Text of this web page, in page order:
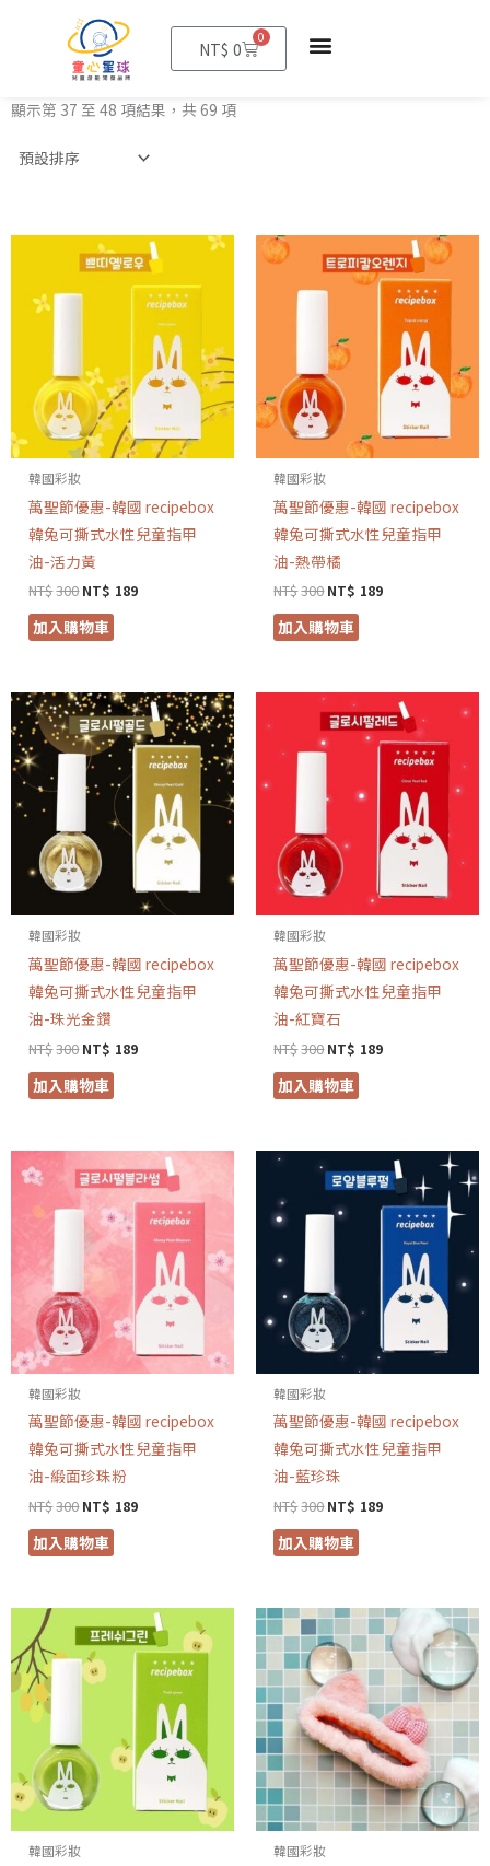
NT$ 0
0
購
物
顯示第 37 至 48 項結果，共 69 項
韓國彩妝
萬聖節優惠-韓國 recipebox
韓兔可撕式水性兒童指甲
油-活力黃
NT$300NT$ 189
加入購物車
韓國彩妝
萬聖節優惠-韓國 recipebox
韓兔可撕式水性兒童指甲
油-熱帶橘
NT$300NT$ 189
加入購物車
韓國彩妝
萬聖節優惠-韓國 recipebox
韓兔可撕式水性兒童指甲
油-珠光金鑽
NT$300NT$ 189
加入購物車
韓國彩妝
萬聖節優惠-韓國 recipebox
韓兔可撕式水性兒童指甲
油-紅寶石
NT$300NT$ 189
加入購物車
韓國彩妝
萬聖節優惠-韓國 recipebox
韓兔可撕式水性兒童指甲
油-緞面珍珠粉
NT$300NT$ 189
加入購物車
韓國彩妝
萬聖節優惠-韓國 recipebox
韓兔可撕式水性兒童指甲
油-藍珍珠
NT$300NT$ 189
加入購物車
韓國彩妝 韓國彩妝